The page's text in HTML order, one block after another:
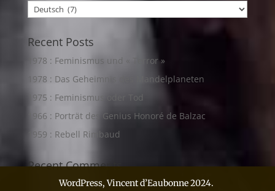
Recent Posts
1978 : Feminismus und « Terror »
1978 : Das Geheimnis des Mandelplaneten
1975 : Feminismus oder Tod
1966 : Porträt des Genius Honoré de Balzac
1959 : Rebell Rimbaud
Recent Comments
WordPress, Vincent d’Eaubonne 2024.